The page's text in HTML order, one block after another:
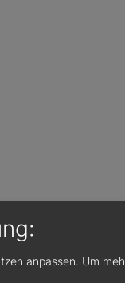
anpassen. Um